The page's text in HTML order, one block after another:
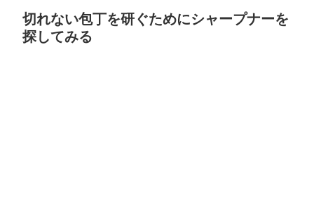
切れない包丁を研ぐためにシャープナーを
探してみる